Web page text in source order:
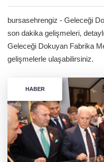
bursasehrengiz - Geleceği
son dakika gelişmeleri,
Geleceği Dokuyan Fabrika
gelişmelerle ulaşabilirsiniz.
HABER